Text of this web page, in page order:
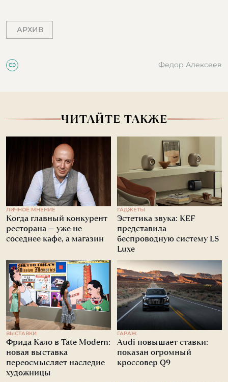
АРХИВ
Федор Алексеев
ЧИТАЙТЕ ТАКЖЕ
ЛИЧНОЕ МНЕНИЕ
Когда главный конкурент
ресторана — уже не
соседнее кафе, а магазин
ГАДЖЕТЫ
Эстетика звука: KEF
представила
беспроводную систему LS
Luxe
ВЫСТАВКИ
Фрида Кало в Tate Modern:
новая выставка
переосмысляет наследие
художницы
ГАРАЖ
Audi повышает ставки:
показан огромный
кроссовер Q9